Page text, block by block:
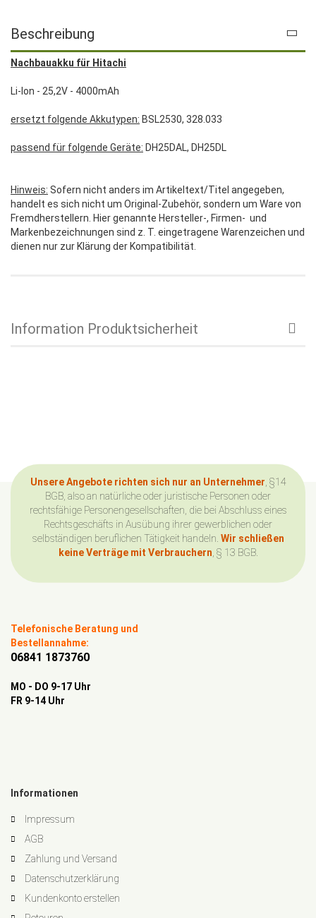
Beschreibung
Nachbauakku für Hitachi
Li-Ion - 25,2V - 4000mAh
ersetzt folgende Akkutypen: BSL2530, 328.033
passend für folgende Geräte: DH25DAL, DH25DL
Hinweis: Sofern nicht anders im Artikeltext/Titel angegeben,
handelt es sich nicht um Original-Zubehör, sondern um Ware von
Fremdherstellern. Hier genannte Hersteller-, Firmen- und
Markenbezeichnungen sind z. T. eingetragene Warenzeichen und
dienen nur zur Klärung der Kompatibilität.
Information Produktsicherheit
Unsere Angebote richten sich nur an Unternehmer , §14
BGB, also an natürliche oder juristische Personen oder
rechtsfähige Personengesellschaften, die bei Abschluss eines
Rechtsgeschäfts in Ausübung ihrer gewerblichen oder
selbständigen beruflichen Tätigkeit handeln. Wir schließen
keine Verträge mit Verbrauchern , § 13 BGB.
Telefonische Beratung und
Bestellannahme:
06841 1873760
MO - DO 9-17 Uhr
FR 9-14 Uhr
Informationen
Impressum
AGB
Zahlung und Versand
Datenschutzerklärung
Kundenkonto erstellen